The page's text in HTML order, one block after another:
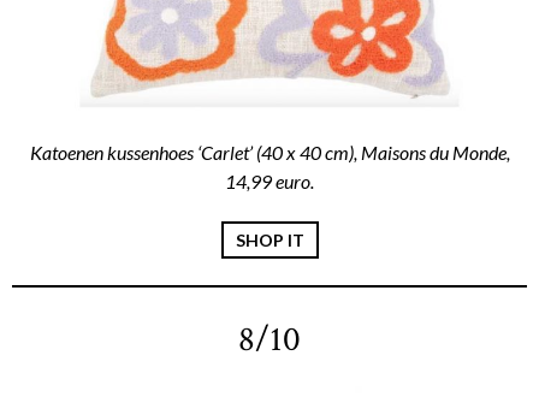
Katoenen kussenhoes ‘Carlet’ (40 x 40 cm), Maisons du Monde,
14,99 euro.
SHOP IT
8/10